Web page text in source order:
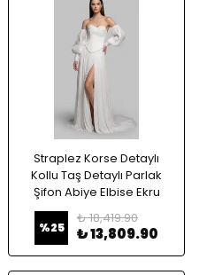
Straplez Korse Detaylı
Kollu Taş Detaylı Parlak
Şifon Abiye Elbise Ekru
%25
₺ 18,419.90
₺ 13,809.90